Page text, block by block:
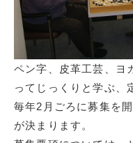
ペン字、皮革工芸、ヨ
ってじっくりと学ぶ、
毎年2月ごろに募集を
が決まります。